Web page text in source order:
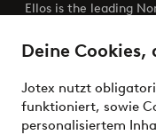
Deine Cookies,
Jotex nutzt
funktioniert, sowie
personalisiertem
Ellos is the leading
the latest trends,